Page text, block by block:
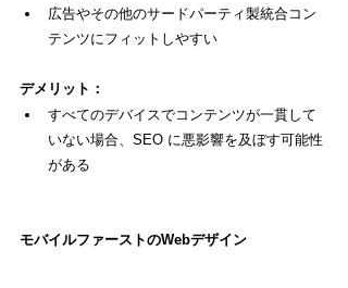
広告やその他のサードパーティ製統合コン
テンツにフィットしやすい
デメリット：
すべてのデバイスでコンテンツが一貫して
いない場合、SEO に悪影響を及ぼす可能性
がある
モバイルファーストのWebデザイン